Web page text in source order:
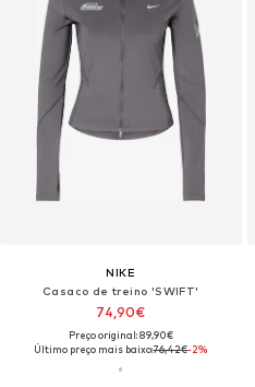
NIKE
Casaco de treino 'SWIFT'
74,90€
Preço original: 89,90€
Último preço mais baixo:76,42€-2%